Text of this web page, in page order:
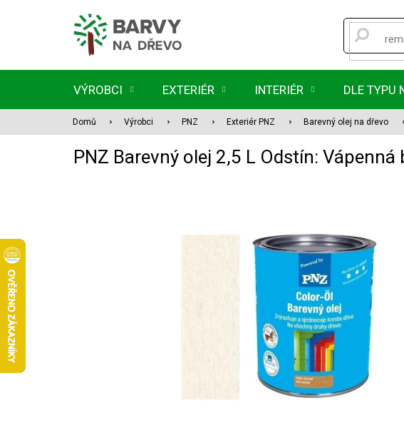
VÝROBCI EXTERIÉR INTERIÉR DLE TYPU
Domů Výrobci PNZ Exteriér PNZ Barevný olej na dřevo
PNZ Barevný olej 2,5 L Odstín: Vápenná